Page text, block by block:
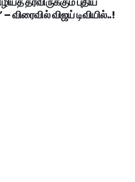
விரைவில் விஜய் டிவியில்..!